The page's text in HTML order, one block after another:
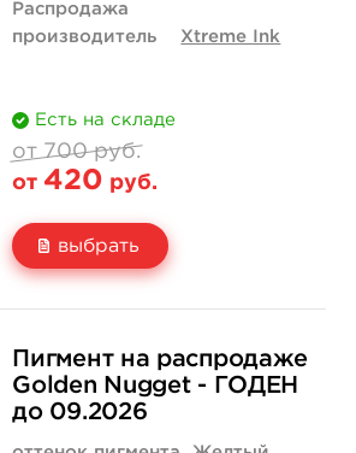
Распродажа
производитель
Xtreme Ink
Есть на складе
от 700 руб.
от 420 руб.
выбрать
700 руб.
420 руб.
купить
Пигмент на распродаже
Golden Nugget - ГОДЕН
до 09.2026